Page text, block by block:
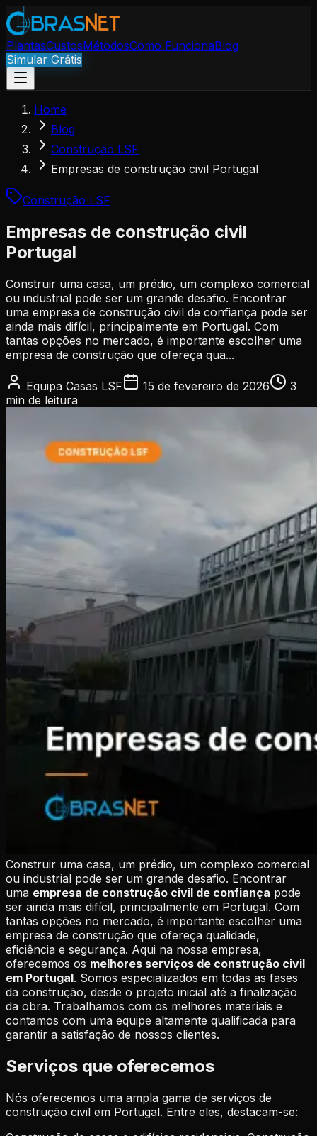
PlantasCustosMétodosComo FuncionaBlog
Simular Grátis
Home
Blog
Construção LSF
Empresas de construção civil Portugal
Construção LSF
Empresas de construção civil
Portugal
Construir uma casa, um prédio, um complexo comercial
ou industrial pode ser um grande desafio. Encontrar
uma empresa de construção civil de confiança pode ser
ainda mais difícil, principalmente em Portugal. Com
tantas opções no mercado, é importante escolher uma
empresa de construção que ofereça qua...
Equipa Casas LSF 15 de fevereiro de 2026
3
min de leitura
Construir uma casa, um prédio, um complexo comercial
ou industrial pode ser um grande desafio. Encontrar
uma empresa de construção civil de confiança pode
ser ainda mais difícil, principalmente em Portugal. Com
tantas opções no mercado, é importante escolher uma
empresa de construção que ofereça qualidade,
eficiência e segurança. Aqui na nossa empresa,
oferecemos os melhores serviços de construção civil
em Portugal. Somos especializados em todas as fases
da construção, desde o projeto inicial até a finalização
da obra. Trabalhamos com os melhores materiais e
contamos com uma equipe altamente qualificada para
garantir a satisfação de nossos clientes.
Serviços que oferecemos
Nós oferecemos uma ampla gama de serviços de
construção civil em Portugal. Entre eles, destacam-se: